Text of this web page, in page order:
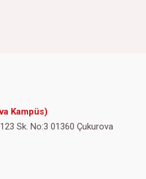
Kampüs)
Sk. No:3 01360 Çukurova